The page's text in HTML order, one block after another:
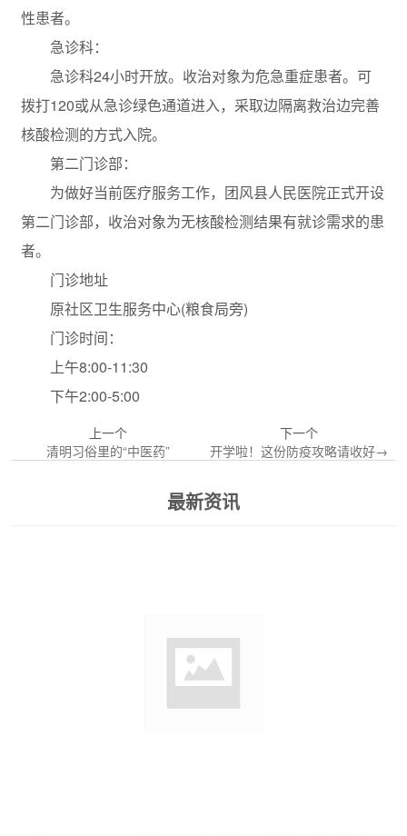
性患者。
急诊科：
急诊科24小时开放。收治对象为危急重症患者。可
拨打120或从急诊绿色通道进入，采取边隔离救治边完善
核酸检测的方式入院。
第二门诊部：
为做好当前医疗服务工作，团风县人民医院正式开设
第二门诊部，收治对象为无核酸检测结果有就诊需求的患
者。
门诊地址
原社区卫生服务中心(粮食局旁)
门诊时间：
上午8:00-11:30
下午2:00-5:00
上一个
清明习俗里的“中医药”
下一个
开学啦！这份防疫攻略请收好→
最新资讯